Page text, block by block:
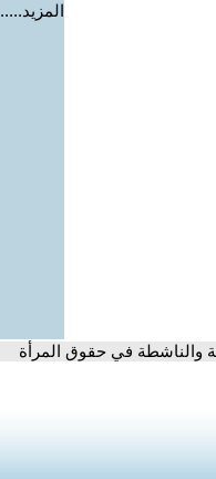
المزيد.....
والناشطة في حقوق المرأة